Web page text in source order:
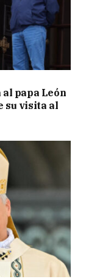
papa León
su visita al